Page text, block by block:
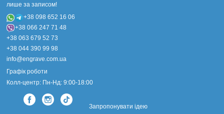
лише за записом!
+38 098 652 16 06
+38 066 247 71 48
+38 063 679 52 73
+38 044 390 99 98
info@engrave.com.ua
Графік роботи
Колл-центр: Пн-Нд: 9:00-18:00
Запропонувати ідею